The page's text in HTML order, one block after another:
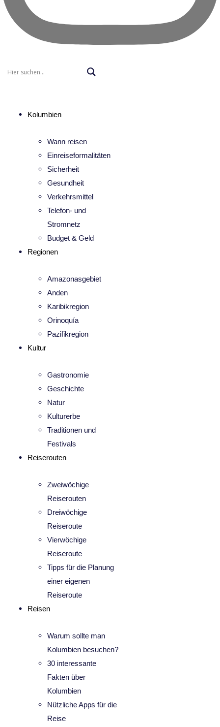
Kolumbien
Wann reisen
Einreiseformalitäten
Sicherheit
Gesundheit
Verkehrsmittel
Telefon- und
Stromnetz
Budget & Geld
Regionen
Amazonasgebiet
Anden
Karibikregion
Orinoquía
Pazifikregion
Kultur
Gastronomie
Geschichte
Natur
Kulturerbe
Traditionen und
Festivals
Reiserouten
Zweiwöchige
Reiserouten
Dreiwöchige
Reiseroute
Vierwöchige
Reiseroute
Tipps für die Planung
einer eigenen
Reiseroute
Reisen
Warum sollte man
Kolumbien besuchen?
30 interessante
Fakten über
Kolumbien
Nützliche Apps für die
Reise